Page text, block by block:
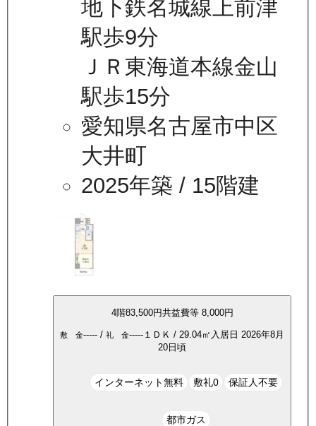
地下鉄名城線上前津
駅歩9分
ＪＲ東海道本線金山
駅歩15分
愛知県名古屋市中区
大井町
2025年築 / 15階建
4階83,500円共益費等 8,000円
敷 金----- / 礼 金----- １ＤＫ / 29.04㎡ 入居日 2026年8月
20日頃
インターネット無料 敷礼0 保証人不要
都市ガス